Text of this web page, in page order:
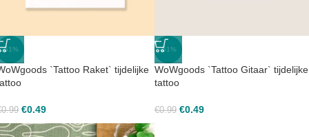
-51%
`Tattoo Raket` tijdelijke
0.99 €0.49
-51%
WoWgoods `Tattoo Gitaar` tijdelijke
tattoo
€0.99 €0.49